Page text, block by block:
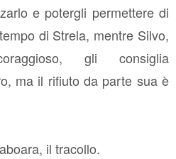
e potergli permettere di
di Strela, mentre Silvo,
gli consiglia
ma il rifiuto da parte sua è
il tracollo.